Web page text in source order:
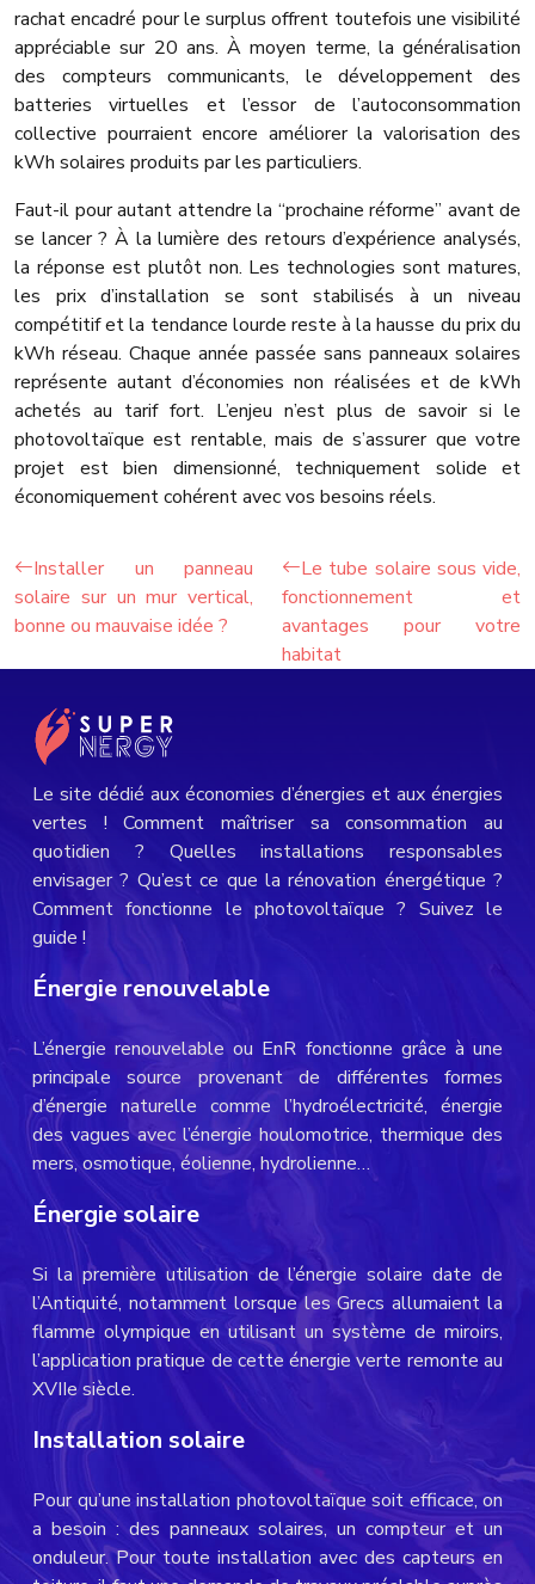
rachat encadré pour le surplus offrent toutefois une visibilité
appréciable sur 20 ans. À moyen terme, la généralisation
des compteurs communicants, le développement des
batteries virtuelles et l’essor de l’autoconsommation
collective pourraient encore améliorer la valorisation des
kWh solaires produits par les particuliers.
Faut-il pour autant attendre la “prochaine réforme” avant de
se lancer ? À la lumière des retours d’expérience analysés,
la réponse est plutôt non. Les technologies sont matures,
les prix d’installation se sont stabilisés à un niveau
compétitif et la tendance lourde reste à la hausse du prix du
kWh réseau. Chaque année passée sans panneaux solaires
représente autant d’économies non réalisées et de kWh
achetés au tarif fort. L’enjeu n’est plus de savoir si le
photovoltaïque est rentable, mais de s’assurer que votre
projet est bien dimensionné, techniquement solide et
économiquement cohérent avec vos besoins réels.
Installer un panneau
solaire sur un mur vertical,
bonne ou mauvaise idée ?
Le tube solaire sous vide,
fonctionnement et
avantages pour votre
habitat
Le site dédié aux économies d’énergies et aux énergies
vertes ! Comment maîtriser sa consommation au
quotidien ? Quelles installations responsables
envisager ? Qu’est ce que la rénovation énergétique ?
Comment fonctionne le photovoltaïque ? Suivez le
guide !
Énergie renouvelable
L’énergie renouvelable ou EnR fonctionne grâce à une
principale source provenant de différentes formes
d’énergie naturelle comme l’hydroélectricité, énergie
des vagues avec l’énergie houlomotrice, thermique des
mers, osmotique, éolienne, hydrolienne…
Énergie solaire
Si la première utilisation de l’énergie solaire date de
l’Antiquité, notamment lorsque les Grecs allumaient la
flamme olympique en utilisant un système de miroirs,
l’application pratique de cette énergie verte remonte au
XVIIe siècle.
Installation solaire
Pour qu’une installation photovoltaïque soit efficace, on
a besoin : des panneaux solaires, un compteur et un
onduleur. Pour toute installation avec des capteurs en